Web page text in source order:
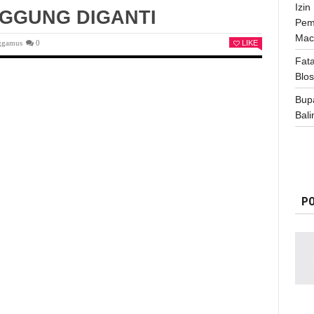
DIGANTI
0 LIKE
Izin